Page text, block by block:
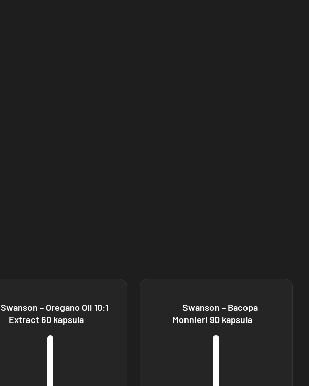
Swanson – Oregano Oil 10:1
Extract 60 kapsula
Swanson – Bacopa
Monnieri 90 kapsula